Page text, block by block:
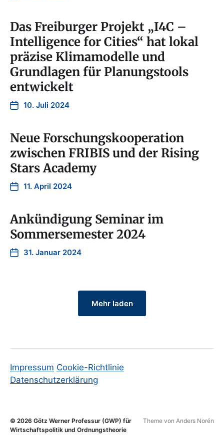
Das Freiburger Projekt „I4C –
Intelligence for Cities“ hat lokal
präzise Klimamodelle und
Grundlagen für Planungstools
entwickelt
10. Juli 2024
Neue Forschungskooperation
zwischen FRIBIS und der Rising
Stars Academy
11. April 2024
Ankündigung Seminar im
Sommersemester 2024
31. Januar 2024
Mehr laden
Impressum Cookie-Richtlinie
Datenschutzerklärung
© 2026 Götz Werner Professur (GWP) für
Wirtschaftspolitik und Ordnungstheorie
Theme von Anders Norén